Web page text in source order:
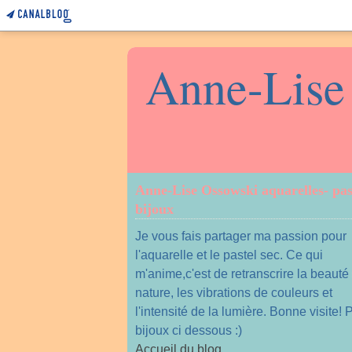
Anne-
Anne-Lise Ossowski aquarelles-
bijoux
Je vous fais partager ma passion pour
l'aquarelle et le pastel sec. Ce qui
m'anime,c'est de retranscrire la beauté
nature, les vibrations de couleurs et
l'intensité de la lumière. Bonne visite!
bijoux ci dessous :)
Accueil du blog